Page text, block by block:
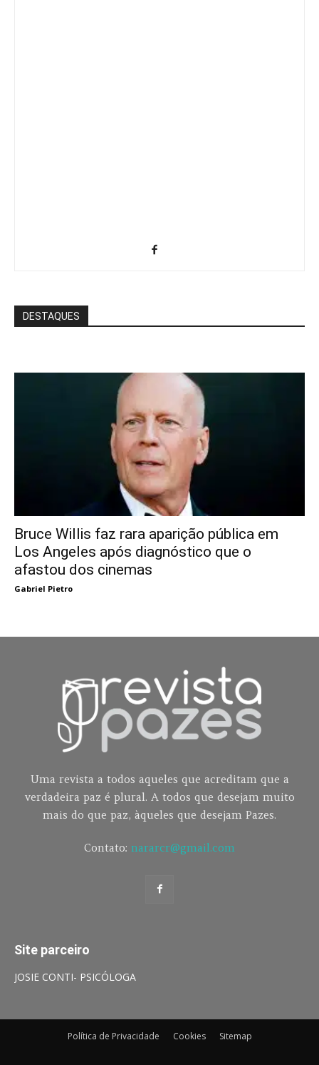
DESTAQUES
Bruce Willis faz rara aparição pública em
Los Angeles após diagnóstico que o
afastou dos cinemas
Gabriel Pietro
Uma revista a todos aqueles que acreditam que a
verdadeira paz é plural. A todos que desejam muito
mais do que paz, àqueles que desejam Pazes.
Contato: nararcr@gmail.com
Site parceiro
JOSIE CONTI- PSICÓLOGA
Política de Privacidade Cookies Sitemap